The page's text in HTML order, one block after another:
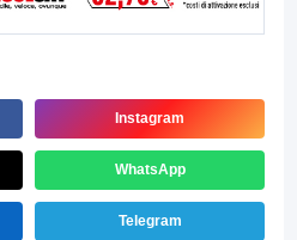
Instagram
WhatsApp
Telegram